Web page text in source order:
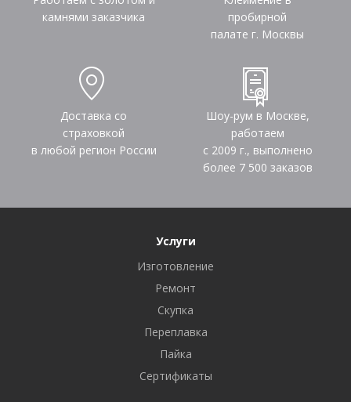
камнями заказчика
пробирной
палате г. Москвы
Доставка со
страховкой
в любой регион России
Шоу-рум в Москве,
работаем
с 2009 г., выполнено
более 7 500 заказов
Услуги
Изготовление
Ремонт
Скупка
Переплавка
Пайка
Сертификаты